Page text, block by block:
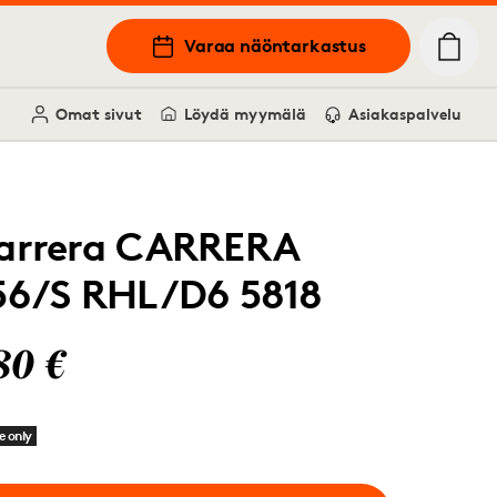
Varaa näöntarkastus
Omat sivut Löydä myymälä Asiakaspalvelu
CARRERA
S RHL/D6 5818
€
only